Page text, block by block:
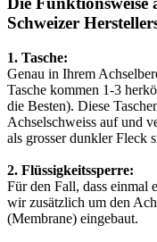
Schweizer
1. Tasche:
Genau in Ihrem
Tasche kommen 1-3
die Besten). Diese
Achselschweiss auf und
als grosser dunkler Fleck
2. Flüssigkeitssperre:
Für den Fall, dass einmal
wir zusätzlich um den
(Membrane) eingebaut.